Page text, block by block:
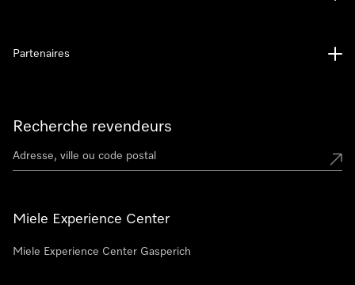
Recherche revendeurs
Miele Experience Center
Miele Experience Center Gasperich
Partenaires